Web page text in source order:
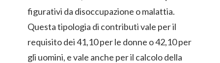
figurativi da disoccupazione o malattia.
Questa tipologia di contributi vale per il
requisito dei 41,10 per le donne o 42,10 per
gli uomini, e vale anche per il calcolo della